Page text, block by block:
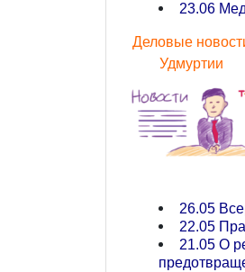
23.06
Деловые
Удмуртии
26.05
22.05
21.05 О